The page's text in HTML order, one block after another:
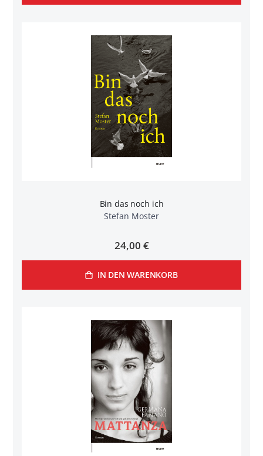
Bin das noch ich
Stefan Moster
24,00 €
IN DEN WARENKORB